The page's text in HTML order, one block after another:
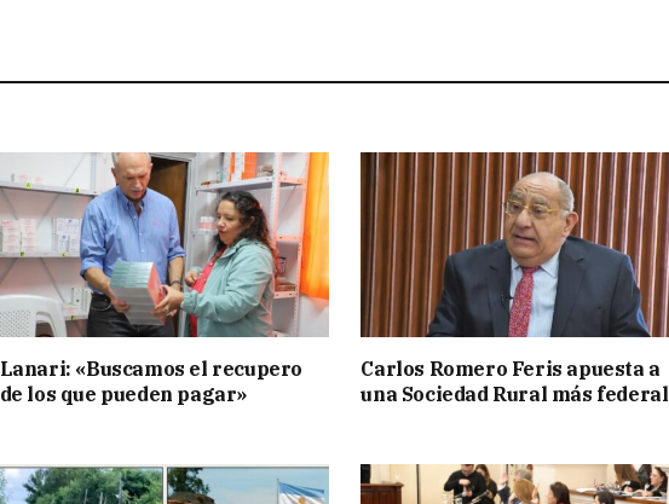
Lanari: «Buscamos el recupero
de los que pueden pagar»
Carlos Romero Feris apuesta a
una Sociedad Rural más federal